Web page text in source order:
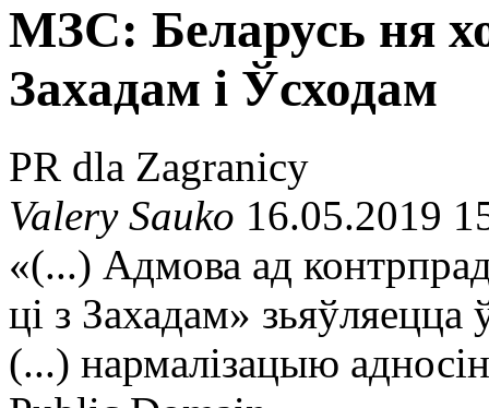
МЗС: Беларусь ня
Захадам і Ўсходам
PR dla Zagranicy
Valery Sauko 16.05.2019
«(...) Адмова ад
ці з Захадам»
(...) нармалізацыю